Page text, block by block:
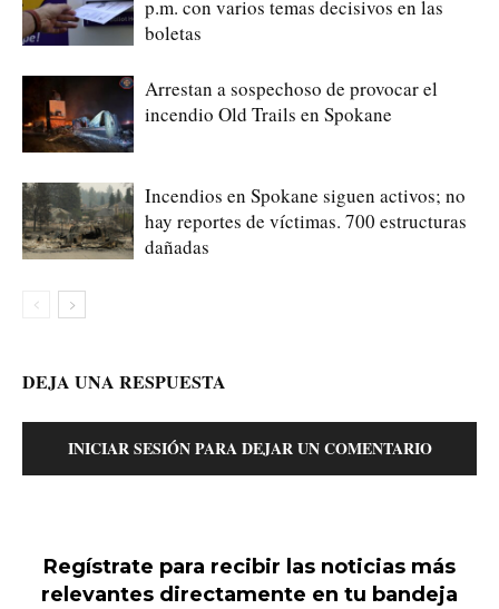
p.m. con varios temas decisivos en las
boletas
Arrestan a sospechoso de provocar el
incendio Old Trails en Spokane
Incendios en Spokane siguen activos; no
hay reportes de víctimas. 700 estructuras
dañadas
DEJA UNA RESPUESTA
INICIAR SESIÓN PARA DEJAR UN COMENTARIO
Regístrate para recibir las noticias más
relevantes directamente en tu bandeja